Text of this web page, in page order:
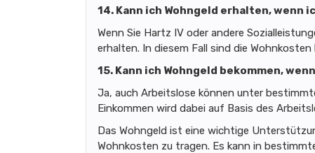
14. Kann ich Wohngeld erhalten, wenn
Wenn Sie Hartz IV oder andere
erhalten. In diesem Fall sind die
15. Kann ich Wohngeld bekommen,
Ja, auch Arbeitslose können unter
Einkommen wird dabei auf Basis des
Das Wohngeld ist eine wichtige
Wohnkosten zu tragen. Es kann in